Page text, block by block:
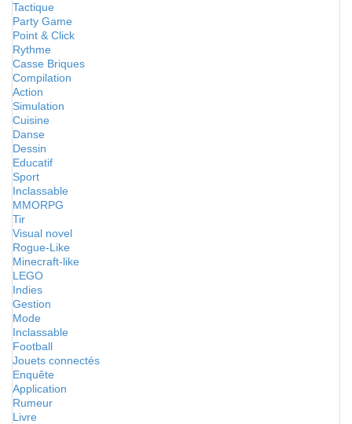
Tactique
Party Game
Point & Click
Rythme
Casse Briques
Compilation
Action
Simulation
Cuisine
Danse
Dessin
Educatif
Sport
Inclassable
MMORPG
Tir
Visual novel
Rogue-Like
Minecraft-like
LEGO
Indies
Gestion
Mode
Inclassable
Football
Jouets connectés
Enquête
Application
Rumeur
Livre